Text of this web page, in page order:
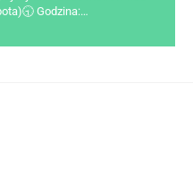
Godzina:…